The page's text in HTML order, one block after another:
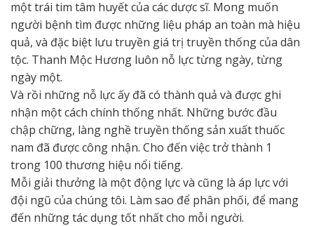
một trái tim tâm huyết của các dược sĩ. Mong muốn
người bệnh tìm được những liệu pháp an toàn mà hiệu
quả, và đặc biệt lưu truyền giá trị truyền thống của dân
tộc. Thanh Mộc Hương luôn nỗ lực từng ngày, từng
ngày một.
Và rồi những nỗ lực ấy đã có thành quả và được ghi
nhận một cách chính thống nhất. Những bước đầu
chập chững, làng nghề truyền thống sản xuất thuốc
nam đã được công nhận. Cho đến việc trở thành 1
trong 100 thương hiệu nổi tiếng.
Mỗi giải thưởng là một động lực và cũng là áp lực với
đội ngũ của chúng tôi. Làm sao để phân phối, để mang
đến những tác dụng tốt nhất cho mỗi người.